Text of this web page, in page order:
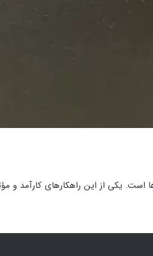
یکی از این راهکارهای کارآمد و